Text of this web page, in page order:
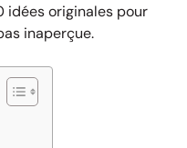
idées originales pour
inaperçue.